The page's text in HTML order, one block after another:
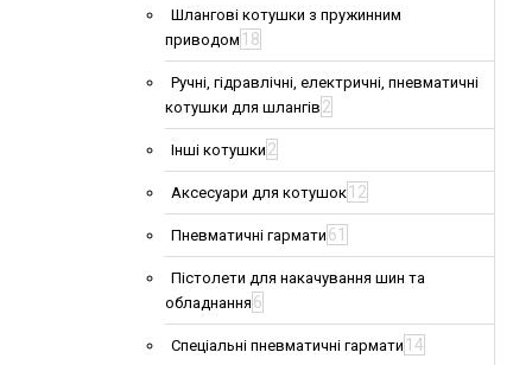
Шлангові котушки з пружинним
приводом 18
Ручні, гідравлічні, електричні, пневматичні
котушки для шлангів 2
Інші котушки 2
Аксесуари для котушок 12
Пневматичні гармати 61
Пістолети для накачування шин та
обладнання 6
Спеціальні пневматичні гармати 14